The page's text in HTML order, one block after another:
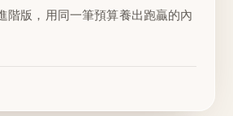
階版，用同一筆預算養出跑贏的內